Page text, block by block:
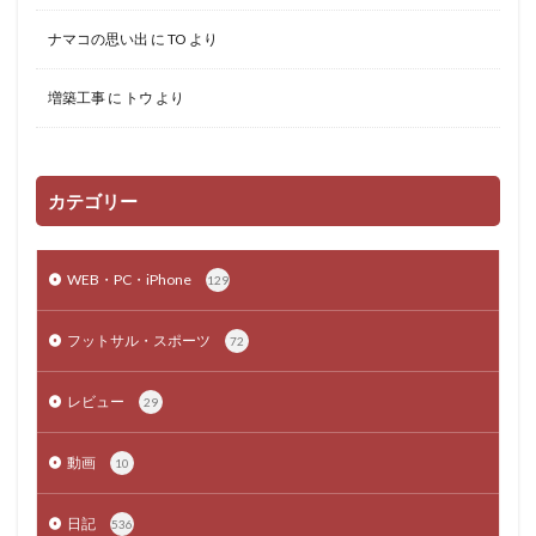
ナマコの思い出 に TO より
増築工事 に トウ より
カテゴリー
WEB・PC・iPhone 129
フットサル・スポーツ 72
レビュー 29
動画 10
日記 536